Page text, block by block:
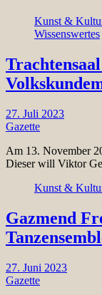
Kunst &
Wissenswertes
27. Juli 2023
Gazette
Am 13. November
Dieser will Viktor
Kunst &
Gazmend
27. Juni 2023
Gazette